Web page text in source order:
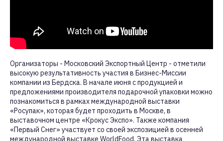
Организаторы - Московский Экспортный Центр - отметили
высокую результативность участия в Бизнес-Миссии
компании из Бердска. В начале июня с продукцией и
предложениями производителя подарочной упаковки можно
познакомиться в рамках международной выставки
«Росупак», которая будет проходить в Москве, в
выставочном центре «Крокус Экспо». Также компания
«Первый Снег» участвует со своей экспозицией в осенней
международной выставке WorldFood. Эта выставка